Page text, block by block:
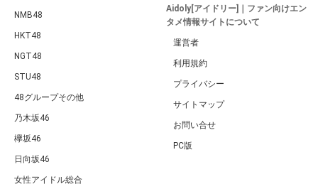
NMB48
HKT48
NGT48
STU48
48グループその他
乃木坂46
欅坂46
日向坂46
女性アイドル総合
Aidoly[アイドリー]｜ファン向けエン
タメ情報サイトについて
運営者
利用規約
プライバシー
サイトマップ
お問い合せ
PC版